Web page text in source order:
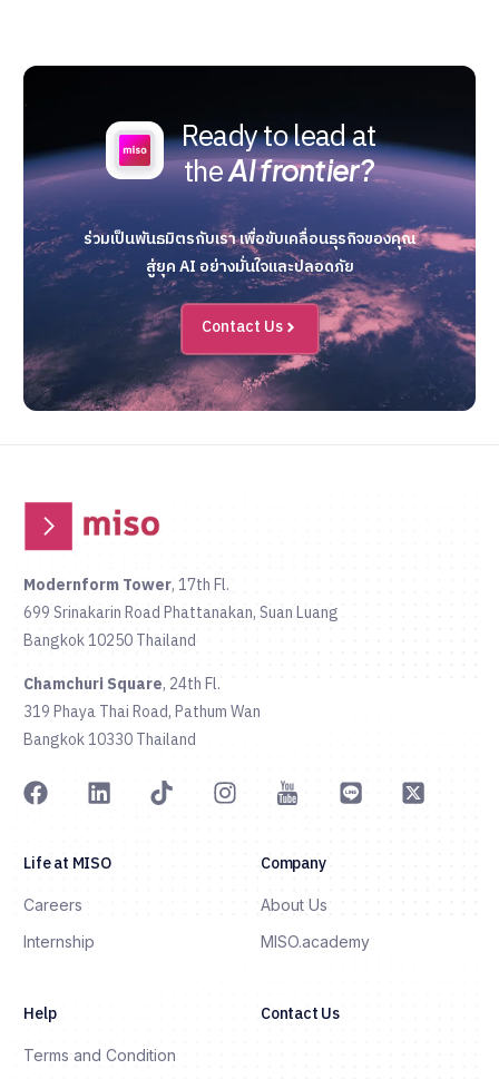
Ready to lead at
theAI frontier?
ร่วมเป็นพันธมิตรกับเรา เพื่อขับเคลื่อนธุรกิจของคุณ
สู่ยุค AI อย่างมั่นใจและปลอดภัย
Contact Us
Modernform Tower, 17th Fl.
699 Srinakarin Road Phattanakan, Suan Luang
Bangkok 10250 Thailand
Chamchuri Square, 24th Fl.
319 Phaya Thai Road, Pathum Wan
Bangkok 10330 Thailand
Life at MISO
Careers
Internship
Company
About Us
MISO.academy
Help
Terms and Condition
Contact Us